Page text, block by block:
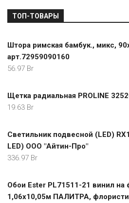
ТОП-ТОВАРЫ
Штора римская бамбук., микс,
арт.72959090160
56.97 Br
Щетка радиальная PROLINE
19.63 Br
Светильник подвесной (LED)
LED) ООО "Айтин-Про"
336.97 Br
Обои Ester PL71511-21 винил на
1,06х10,05м ПАЛИТРА,